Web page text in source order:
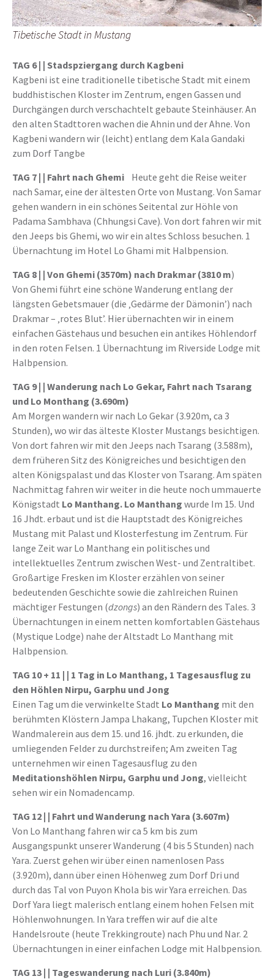
Tibetische Stadt in Mustang
TAG 6 | | Stadspziergang durch Kagbeni
Kagbeni ist eine traditionelle tibetische Stadt mit einem
buddhistischen Kloster im Zentrum, engen Gassen und
Durchgängen durch verschachtelt gebaute Steinhäuser. An
den alten Stadttoren wachen die Ahnin und der Ahne. Von
Kagbeni wandern wir (leicht) entlang dem Kala Gandaki
zum Dorf Tangbe
TAG 7 | | Fahrt nach Ghemi
Heute geht die Reise weiter
nach Samar, eine der ältesten Orte von Mustang. Von Samar
gehen wandern in ein schönes Seitental zur Höhle von
Padama Sambhava (Chhungsi Cave). Von dort fahren wir mit
den Jeeps bis Ghemi, wo wir ein altes Schloss besuchen. 1
Übernachtung im Hotel Lo Ghami mit Halbpension.
TAG 8 | | Von Ghemi (3570m) nach Drakmar (3810 m)
Von Ghemi führt eine schöne Wanderung entlang der
längsten Gebetsmauer (die ‚Gedärme der Dämonin’) nach
Drakmar – ‚rotes Blut’. Hier übernachten wir in einem
einfachen Gästehaus und besuchen ein antikes Höhlendorf
in den roten Felsen. 1 Übernachtung im Riverside Lodge mit
Halbpension.
TAG 9 | | Wanderung nach Lo Gekar, Fahrt nach Tsarang
und Lo Monthang (3.690m)
Am Morgen wandern wir nach Lo Gekar (3.920m, ca 3
Stunden), wo wir das älteste Kloster Mustangs besichtigen.
Von dort fahren wir mit den Jeeps nach Tsarang (3.588m),
dem früheren Sitz des Königreiches und besichtigen den
alten Königspalast und das Kloster von Tsarang. Am späten
Nachmittag fahren wir weiter in die heute noch ummauerte
Königstadt Lo Manthang. Lo Manthang wurde Im 15. Und
16 Jhdt. erbaut und ist die Hauptstadt des Königreiches
Mustang mit Palast und Klosterfestung im Zentrum. Für
lange Zeit war Lo Manthang ein politisches und
intellektuelles Zentrum zwischen West- und Zentraltibet.
Großartige Fresken im Kloster erzählen von seiner
bedeutenden Geschichte sowie die zahlreichen Ruinen
mächtiger Festungen (dzongs) an den Rändern des Tales. 3
Übernachtungen in einem netten komfortablen Gästehaus
(Mystique Lodge) nahe der Altstadt Lo Manthang mit
Halbpension.
TAG 10 + 11 | | 1 Tag in Lo Manthang, 1 Tagesausflug zu
den Höhlen Nirpu, Garphu und Jong
Einen Tag um die verwinkelte Stadt Lo Manthang mit den
berühmten Klöstern Jampa Lhakang, Tupchen Kloster mit
Wandmalerein aus dem 15. und 16. jhdt. zu erkunden, die
umliegenden Felder zu durchstreifen; Am zweiten Tag
unternehmen wir einen Tagesausflug zu den
Meditationshöhlen Nirpu, Garphu und Jong, vielleicht
sehen wir ein Nomadencamp.
TAG 12 | | Fahrt und Wanderung nach Yara (3.607m)
Von Lo Manthang fahren wir ca 5 km bis zum
Ausgangspunkt unserer Wanderung (4 bis 5 Stunden) nach
Yara. Zuerst gehen wir über einen namenlosen Pass
(3.920m), dann über einen Höhenweg zum Dorf Dri und
durch das Tal von Puyon Khola bis wir Yara erreichen. Das
Dorf Yara liegt malerisch entlang einem hohen Felsen mit
Höhlenwohnungen. In Yara treffen wir auf die alte
Handelsroute (heute Trekkingroute) nach Phu und Nar. 2
Übernachtungen in einer einfachen Lodge mit Halbpension.
TAG 13 | | Tageswanderung nach Luri (3.840m)